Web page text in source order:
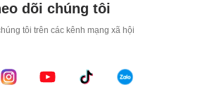
dõi chúng tôi
tôi trên các kênh mạng xã hội